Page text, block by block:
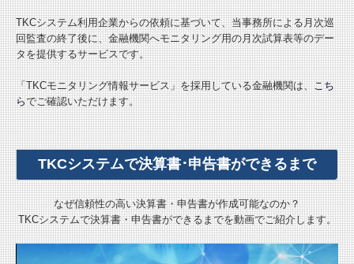
TKCシステム利用企業からの依頼に基づいて、当事務所による月次巡
回監査の終了後に、金融機関へモニタリング用の月次試算表等のデー
タを提供するサービスです。
「TKCモニタリング情報サービス」を採用している金融機関は、こち
らでご確認いただけます。
TKCシステムで決算書･申告書ができるまで
なぜ信頼性の高い決算書・申告書が作成可能なのか？
TKCシステムで決算書・申告書ができるまでを動画でご紹介します。